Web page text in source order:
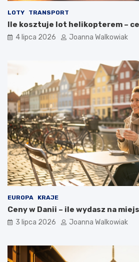
LOTY TRANSPORT
Ile kosztuje lot helikopterem –
4 lipca 2026 Joanna Walkowiak
EUROPA KRAJE
Ceny w Danii – ile wydasz na
3 lipca 2026 Joanna Walkowiak